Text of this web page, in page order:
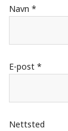
Navn *
E-post *
Nettsted